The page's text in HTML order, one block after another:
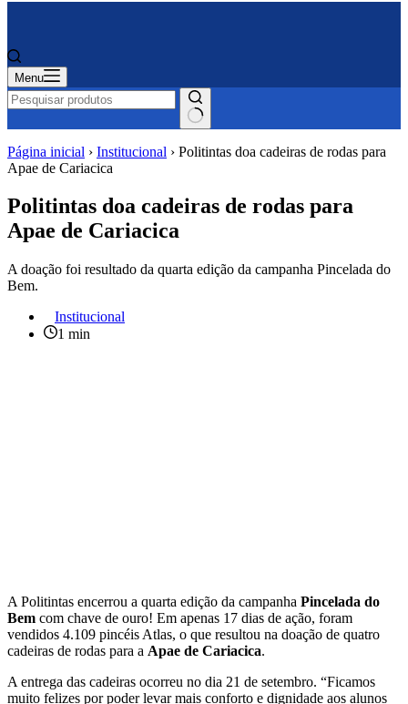
Menu
Página inicial › Institucional › Politintas doa cadeiras de rodas para
Apae de Cariacica
Politintas doa cadeiras de rodas para
Apae de Cariacica
A doação foi resultado da quarta edição da campanha Pincelada do
Bem.
Institucional
1 min
A Politintas encerrou a quarta edição da campanha Pincelada do
Bem com chave de ouro! Em apenas 17 dias de ação, foram
vendidos 4.109 pincéis Atlas, o que resultou na doação de quatro
cadeiras de rodas para a Apae de Cariacica.
A entrega das cadeiras ocorreu no dia 21 de setembro. “Ficamos
muito felizes por poder levar mais conforto e dignidade aos alunos